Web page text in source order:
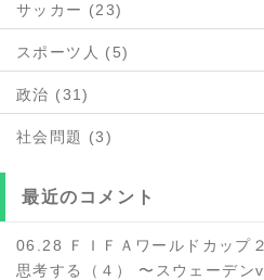
サッカー (23)
スポーツ人 (5)
政治 (31)
社会問題 (3)
最近のコメント
06.28 ＦＩＦＡワールドカップ
思考する（４） 〜スウェーデン